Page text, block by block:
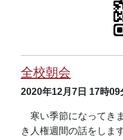
全校朝会
2020年12月7日 17時09
寒い季節になってき
き人権週間の話をしま